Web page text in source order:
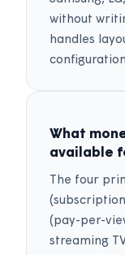
without
handles
What
available
The four
(pay-per-
streaming